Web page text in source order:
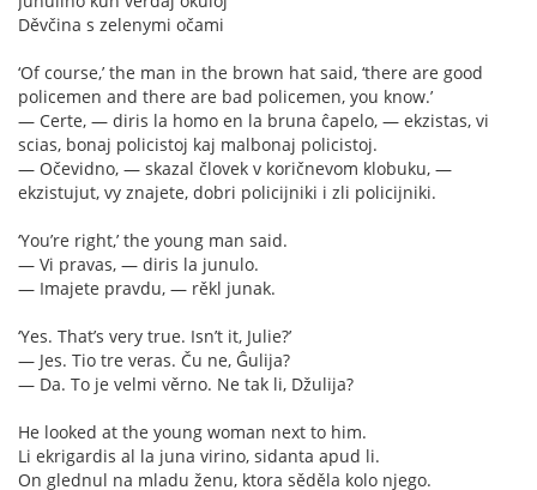
Děvčina s zelenymi očami
‘Of course,’ the man in the brown hat said, ‘there are good
policemen and there are bad policemen, you know.’
— Certe, — diris la homo en la bruna ĉapelo, — ekzistas, vi
scias, bonaj policistoj kaj malbonaj policistoj.
— Očevidno, — skazal človek v koričnevom klobuku, —
ekzistujut, vy znajete, dobri policijniki i zli policijniki.
‘You’re right,’ the young man said.
— Vi pravas, — diris la junulo.
— Imajete pravdu, — rěkl junak.
‘Yes. That’s very true. Isn’t it, Julie?’
— Jes. Tio tre veras. Ču ne, Ĝulija?
— Da. To je velmi věrno. Ne tak li, Džulija?
He looked at the young woman next to him.
Li ekrigardis al la juna virino, sidanta apud li.
On glednul na mladu ženu, ktora sěděla kolo njego.